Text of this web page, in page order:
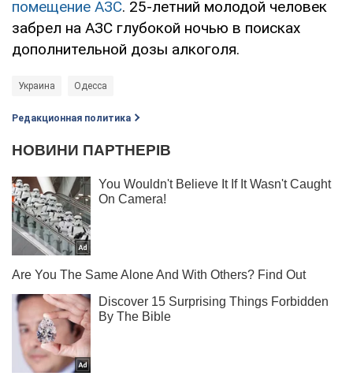
помещение АЗС. 25-летний молодой человек
забрел на АЗС глубокой ночью в поисках
дополнительной дозы алкоголя.
Украина Одесса
Редакционная политика